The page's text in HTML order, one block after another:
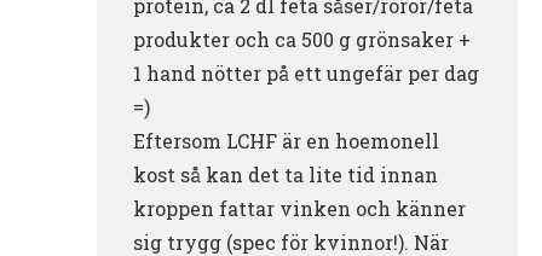
protein, ca 2 dl feta såser/röror/feta
produkter och ca 500 g grönsaker +
1 hand nötter på ett ungefär per dag
=)
Eftersom LCHF är en hoemonell
kost så kan det ta lite tid innan
kroppen fattar vinken och känner
sig trygg (spec för kvinnor!). När